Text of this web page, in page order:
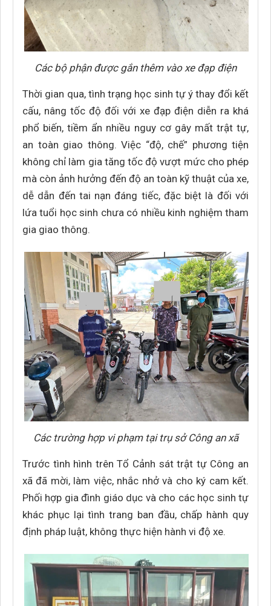
Các bộ phận được gắn thêm vào xe đạp điện
Thời gian qua, tình trạng học sinh tự ý thay đổi kết
cấu, nâng tốc độ đối với xe đạp điện diễn ra khá
phổ biến, tiềm ẩn nhiều nguy cơ gây mất trật tự,
an toàn giao thông. Việc “độ, chế” phương tiện
không chỉ làm gia tăng tốc độ vượt mức cho phép
mà còn ảnh hưởng đến độ an toàn kỹ thuật của xe,
dễ dẫn đến tai nạn đáng tiếc, đặc biệt là đối với
lứa tuổi học sinh chưa có nhiều kinh nghiệm tham
gia giao thông.
Các trường hợp vi phạm tại trụ sở Công an xã
Trước tình hình trên Tổ Cảnh sát trật tự Công an
xã đã mời, làm việc, nhắc nhở và cho ký cam kết.
Phối hợp gia đình giáo dục và cho các học sinh tự
khác phục lại tình trang ban đầu, chấp hành quy
định pháp luật, không thực hiện hành vi độ xe.